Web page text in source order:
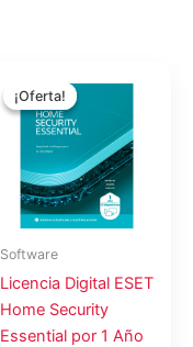
¡Oferta!
¡Oferta!
Software
Licencia Digital ESET
Home Security
Essential por 1 Año
precio
original
era:
$167.54.
precio
es:
$149.74.